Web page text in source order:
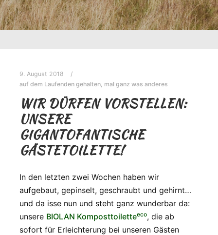
9. August 2018
auf dem Laufenden gehalten, mal ganz was anderes
WIR DÜRFEN VORSTELLEN:
UNSERE
GIGANTOFANTISCHE
GÄSTETOILETTE!
In den letzten zwei Wochen haben wir
aufgebaut, gepinselt, geschraubt und gehirnt…
und da isse nun und steht ganz wunderbar da:
unsere BIOLAN Komposttoiletteeco, die ab
sofort für Erleichterung bei unseren Gästen